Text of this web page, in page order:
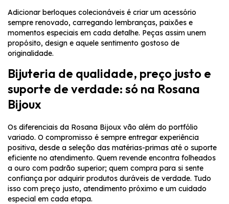
Adicionar berloques colecionáveis é criar um acessório
sempre renovado, carregando lembranças, paixões e
momentos especiais em cada detalhe. Peças assim unem
propósito, design e aquele sentimento gostoso de
originalidade.
Bijuteria de qualidade, preço justo e
suporte de verdade: só na Rosana
Bijoux
Os diferenciais da Rosana Bijoux vão além do portfólio
variado. O compromisso é sempre entregar experiência
positiva, desde a seleção das matérias-primas até o suporte
eficiente no atendimento. Quem revende encontra folheados
a ouro com padrão superior; quem compra para si sente
confiança por adquirir produtos duráveis de verdade. Tudo
isso com preço justo, atendimento próximo e um cuidado
especial em cada etapa.